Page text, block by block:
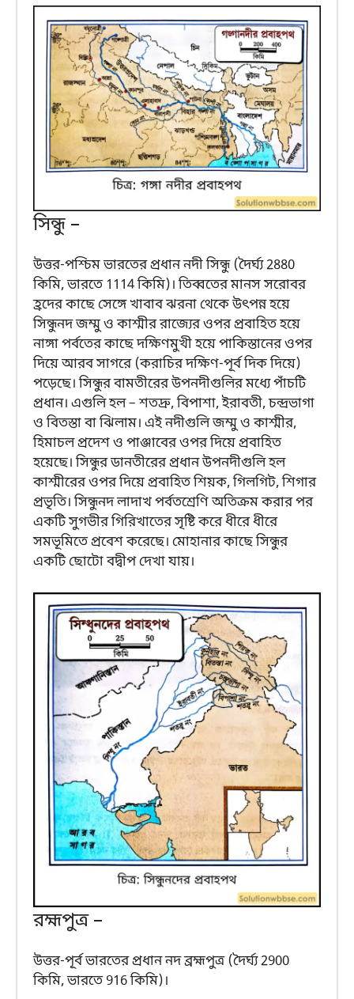
সিন্ধু –
উত্তর-পশ্চিম ভারতের প্রধান নদী সিন্ধু (দৈর্ঘ্য 2880
কিমি, ভারতে 1114 কিমি)। তিব্বতের মানস সরোবর
হ্রদের কাছে সেঙ্গে খাবাব ঝরনা থেকে উৎপন্ন হয়ে
সিন্ধুনদ জম্মু ও কাশ্মীর রাজ্যের ওপর প্রবাহিত হয়ে
নাঙ্গা পর্বতের কাছে দক্ষিণমুখী হয়ে পাকিস্তানের ওপর
দিয়ে আরব সাগরে (করাচির দক্ষিণ-পূর্ব দিক দিয়ে)
পড়েছে। সিন্ধুর বামতীরের উপনদীগুলির মধ্যে পাঁচটি
প্রধান। এগুলি হল – শতদ্রু, বিপাশা, ইরাবতী, চন্দ্রভাগা
ও বিতস্তা বা ঝিলাম। এই নদীগুলি জম্মু ও কাশ্মীর,
হিমাচল প্রদেশ ও পাঞ্জাবের ওপর দিয়ে প্রবাহিত
হয়েছে। সিন্ধুর ডানতীরের প্রধান উপনদীগুলি হল
কাশ্মীরের ওপর দিয়ে প্রবাহিত শিয়ক, গিলগিট, শিগার
প্রভৃতি। সিন্ধুনদ লাদাখ পর্বতশ্রেণি অতিক্রম করার পর
একটি সুগভীর গিরিখাতের সৃষ্টি করে ধীরে ধীরে
সমভূমিতে প্রবেশ করেছে। মোহানার কাছে সিন্ধুর
একটি ছোটো বদ্বীপ দেখা যায়।
রহ্মপুত্র –
উত্তর-পূর্ব ভারতের প্রধান নদ ব্রহ্মপুত্র (দৈর্ঘ্য 2900
কিমি, ভারতে 916 কিমি)।